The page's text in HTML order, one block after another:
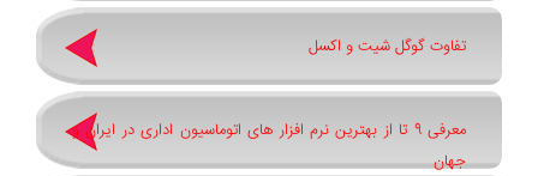
تفاوت گوگل شیت و اکسل
معرفی 9 تا از بهترین نرم افزار های اتوماسیون اداری در ایران و
جهان